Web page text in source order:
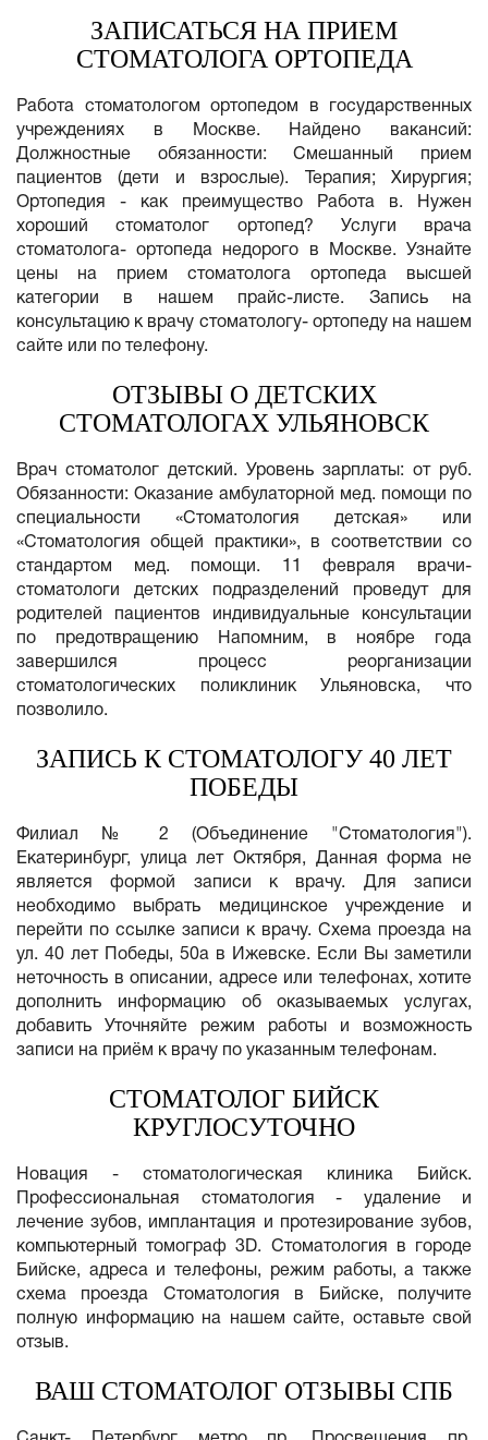
ЗАПИСАТЬСЯ НА ПРИЕМ
СТОМАТОЛОГА ОРТОПЕДА
Работа стоматологом ортопедом в государственных
учреждениях в Москве. Найдено вакансий:
Должностные обязанности: Смешанный прием
пациентов (дети и взрослые). Терапия; Хирургия;
Ортопедия - как преимущество Работа в. Нужен
хороший стоматолог ортопед? Услуги врача
стоматолога- ортопеда недорого в Москве. Узнайте
цены на прием стоматолога ортопеда высшей
категории в нашем прайс-листе. Запись на
консультацию к врачу стоматологу- ортопеду на нашем
сайте или по телефону.
ОТЗЫВЫ О ДЕТСКИХ
СТОМАТОЛОГАХ УЛЬЯНОВСК
Врач стоматолог детский. Уровень зарплаты: от руб.
Обязанности: Оказание амбулаторной мед. помощи по
специальности «Стоматология детская» или
«Стоматология общей практики», в соответствии со
стандартом мед. помощи. 11 февраля врачи-
стоматологи детских подразделений проведут для
родителей пациентов индивидуальные консультации
по предотвращению Напомним, в ноябре года
завершился процесс реорганизации
стоматологических поликлиник Ульяновска, что
позволило.
ЗАПИСЬ К СТОМАТОЛОГУ 40 ЛЕТ
ПОБЕДЫ
Филиал № 2 (Объединение "Стоматология").
Екатеринбург, улица лет Октября, Данная форма не
является формой записи к врачу. Для записи
необходимо выбрать медицинское учреждение и
перейти по ссылке записи к врачу. Схема проезда на
ул. 40 лет Победы, 50а в Ижевске. Если Вы заметили
неточность в описании, адресе или телефонах, хотите
дополнить информацию об оказываемых услугах,
добавить Уточняйте режим работы и возможность
записи на приём к врачу по указанным телефонам.
СТОМАТОЛОГ БИЙСК
КРУГЛОСУТОЧНО
Новация - стоматологическая клиника Бийск.
Профессиональная стоматология - удаление и
лечение зубов, имплантация и протезирование зубов,
компьютерный томограф 3D. Стоматология в городе
Бийске, адреса и телефоны, режим работы, а также
схема проезда Стоматология в Бийске, получите
полную информацию на нашем сайте, оставьте свой
отзыв.
ВАШ СТОМАТОЛОГ ОТЗЫВЫ СПБ